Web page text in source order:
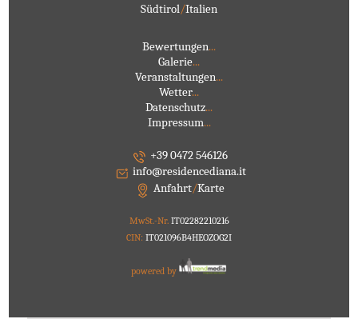
Südtirol/Italien
Bewertungen...
Galerie...
Veranstaltungen...
Wetter...
Datenschutz...
Impressum...
+39 0472 546126
info@residencediana.it
Anfahrt/Karte
MwSt.-Nr.IT02282210216
CIN: IT021096B4HEOZOG2I
powered by